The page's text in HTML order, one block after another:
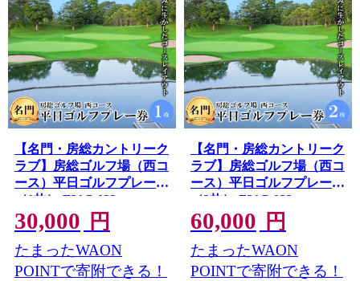
【名門・房総カントリーク
ラブ】房総ゴルフ場（西コ
ース）平日ゴルフプレー券
（1枚） F21G-022
30,000 円
たまったWAON
POINTで寄附できる！
【名門・房総カントリーク
ラブ】房総ゴルフ場（西コ
ース）平日ゴルフプレー券
（2枚） F21G-023
60,000 円
たまったWAON
POINTで寄附できる！